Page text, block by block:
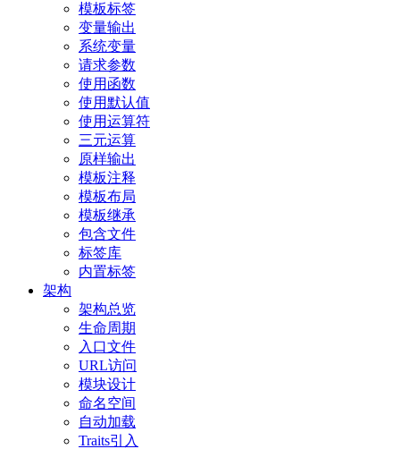
模板标签
变量输出
系统变量
请求参数
使用函数
使用默认值
使用运算符
三元运算
原样输出
模板注释
模板布局
模板继承
包含文件
标签库
内置标签
架构
架构总览
生命周期
入口文件
URL访问
模块设计
命名空间
自动加载
Traits引入